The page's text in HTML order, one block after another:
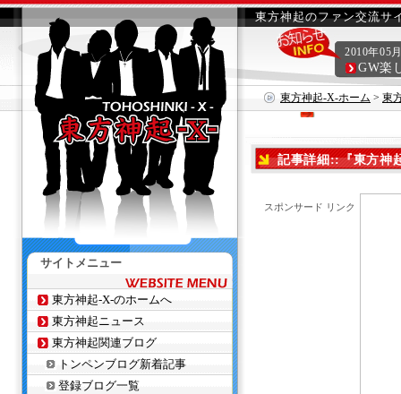
東方神起のファン交流サ
東方神起-X-ホーム > 東
発売決定！
2010年05
GW楽
記事詳細::『東方神
スポンサード リンク
サイトメニュー
東方神起-X-のホームへ
東方神起ニュース
東方神起関連ブログ
トンペンブログ新着記事
登録ブログ一覧